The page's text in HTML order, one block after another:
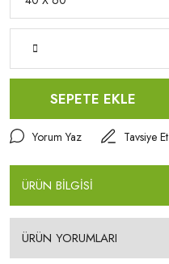
SEPETE EKLE
Yorum Yaz Tavsiye Et
ÜRÜN BİLGİSİ
ÜRÜN YORUMLARI